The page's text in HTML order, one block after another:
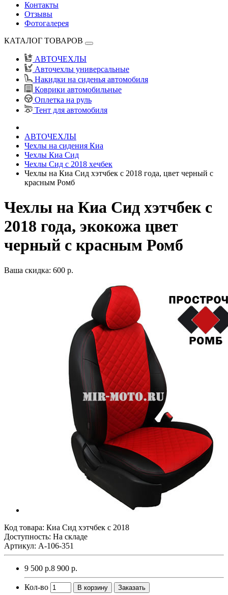
Контакты
Отзывы
Фотогалерея
КАТАЛОГ ТОВАРОВ
АВТОЧЕХЛЫ
Авточехлы универсальные
Накидки на сиденья автомобиля
Коврики автомобильные
Оплетка на руль
Тент для автомобиля
АВТОЧЕХЛЫ
Чехлы на сидения Киа
Чехлы Киа Сид
Чехлы Сид с 2018 хечбек
Чехлы на Киа Сид хэтчбек с 2018 года, цвет черный с
красным Ромб
Чехлы на Киа Сид хэтчбек с
2018 года, экокожа цвет
черный с красным Ромб
Ваша скидка: 600 р.
Код товара: Киа Сид хэтчбек с 2018
Доступность: На складе
Артикул: A-106-351
9 500 р.8 900 р.
Кол-во В корзину Заказать